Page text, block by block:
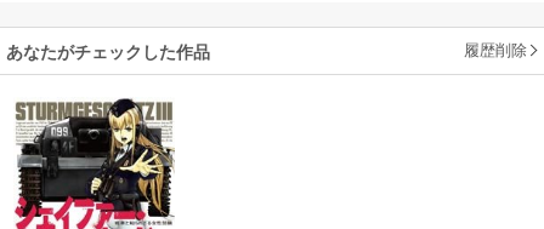
あなたがチェックした作品 履歴削除